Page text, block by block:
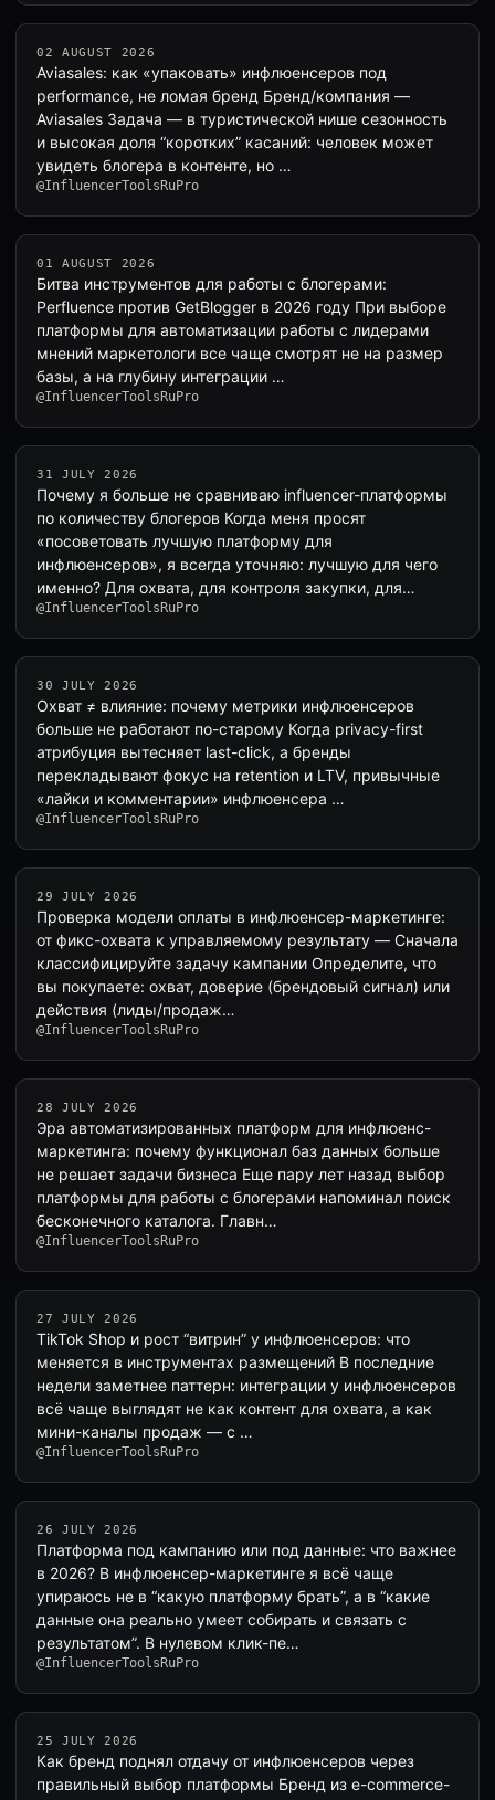
02 AUGUST 2026
Aviasales: как «упаковать» инфлюенсеров под
performance, не ломая бренд Бренд/компания —
Aviasales Задача — в туристической нише сезонность
и высокая доля “коротких” касаний: человек может
увидеть блогера в контенте, но …
@InfluencerToolsRuPro
01 AUGUST 2026
Битва инструментов для работы с блогерами:
Perfluence против GetBlogger в 2026 году При выборе
платформы для автоматизации работы с лидерами
мнений маркетологи все чаще смотрят не на размер
базы, а на глубину интеграции …
@InfluencerToolsRuPro
31 JULY 2026
Почему я больше не сравниваю influencer-платформы
по количеству блогеров Когда меня просят
«посоветовать лучшую платформу для
инфлюенсеров», я всегда уточняю: лучшую для чего
именно? Для охвата, для контроля закупки, для…
@InfluencerToolsRuPro
30 JULY 2026
Охват ≠ влияние: почему метрики инфлюенсеров
больше не работают по-старому Когда privacy-first
атрибуция вытесняет last-click, а бренды
перекладывают фокус на retention и LTV, привычные
«лайки и комментарии» инфлюенсера …
@InfluencerToolsRuPro
29 JULY 2026
Проверка модели оплаты в инфлюенсер-маркетинге:
от фикс-охвата к управляемому результату — Сначала
классифицируйте задачу кампании Определите, что
вы покупаете: охват, доверие (брендовый сигнал) или
действия (лиды/продаж…
@InfluencerToolsRuPro
28 JULY 2026
Эра автоматизированных платформ для инфлюенс-
маркетинга: почему функционал баз данных больше
не решает задачи бизнеса Еще пару лет назад выбор
платформы для работы с блогерами напоминал поиск
бесконечного каталога. Главн…
@InfluencerToolsRuPro
27 JULY 2026
TikTok Shop и рост “витрин” у инфлюенсеров: что
меняется в инструментах размещений В последние
недели заметнее паттерн: интеграции у инфлюенсеров
всё чаще выглядят не как контент для охвата, а как
мини-каналы продаж — с …
@InfluencerToolsRuPro
26 JULY 2026
Платформа под кампанию или под данные: что важнее
в 2026? В инфлюенсер-маркетинге я всё чаще
упираюсь не в “какую платформу брать”, а в “какие
данные она реально умеет собирать и связать с
результатом”. В нулевом клик-пе…
@InfluencerToolsRuPro
25 JULY 2026
Как бренд поднял отдачу от инфлюенсеров через
правильный выбор платформы Бренд из e-commerce-